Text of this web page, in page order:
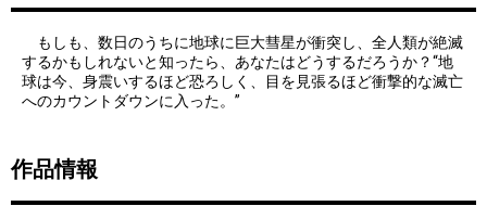
もしも、数日のうちに地球に巨大彗星が衝突し、全人類が絶滅
するかもしれないと知ったら、あなたはどうするだろうか？“地
球は今、身震いするほど恐ろしく、目を見張るほど衝撃的な滅亡
へのカウントダウンに入った。”
作品情報